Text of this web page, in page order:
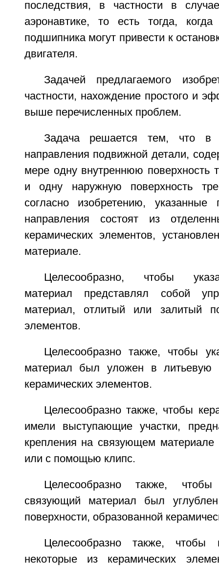
последствия, в частности в
аэронавтике, то есть тогда,
подшипника могут привести к
двигателя.
Задачей предлагаемого
частности, нахождение простого и
выше перечисленных проблем.
Задача решается тем, что в
направления подвижной детали,
мере одну внутреннюю поверхность
и одну наружную поверхность
согласно изобретению, указанные
направления состоят из
керамических элементов,
материале.
Целесообразно, чтобы
материал представлял собой
материал, отлитый или залитый
элементов.
Целесообразно также, чтобы
материал был уложен в
керамических элементов.
Целесообразно также, чтобы
имели выступающие участки,
крепления на связующем
или с помощью клипс.
Целесообразно также,
связующий материал был углублен
поверхности, образованной
Целесообразно также,
некоторые из керамических